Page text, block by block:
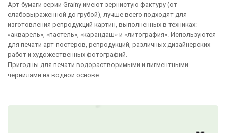
Арт-бумаги серии Grainy имеют зернистую фактуру (от
слабовыраженной до грубой), лучше всего подходят для
изготовления репродукций картин, выполненных в техниках:
«акварель», «пастель», «карандаш» и «литография». Используются
для печати арт-постеров, репродукций, различных дизайнерских
работ и художественных фотографий.
Пригодны для печати водорастворимыми и пигментными
чернилами на водной основе.